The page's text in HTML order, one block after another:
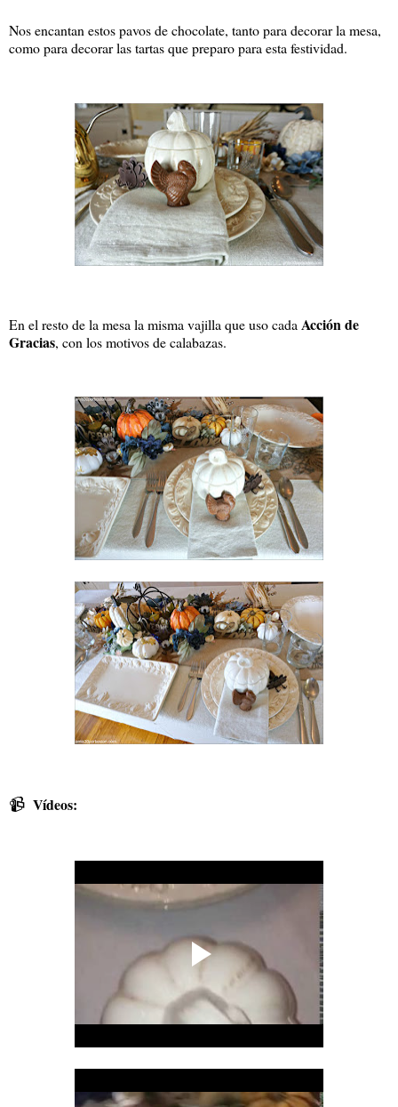
Nos encantan estos pavos de chocolate, tanto para decorar la mesa,
como para decorar las tartas que preparo para esta festividad.
En el resto de la mesa la misma vajilla que uso cada Acción de
Gracias, con los motivos de calabazas.
📹 Vídeos: